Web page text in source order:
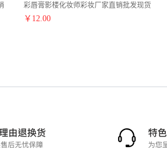
彩唇膏影楼化妆师彩妆厂家直销批发现货
￥ 12.00